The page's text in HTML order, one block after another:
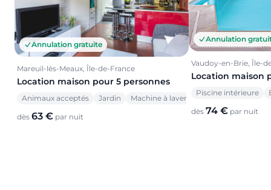
Annulation gratuite
Mareuil-lès-Meaux, Île-de-France
Location maison pour 5 personnes
Animaux acceptés Jardin Machine à laver
dès 63 € par nuit
Annulation
Vaudoy-en-Brie, Île-
Location maison
Piscine intérieure
dès 74 € par nuit